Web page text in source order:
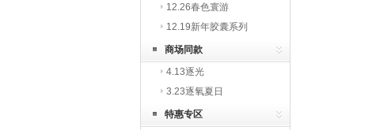
12.26春色寰游
12.19新年胶囊系列
商场同款
4.13逐光
3.23逐氧夏日
特惠专区